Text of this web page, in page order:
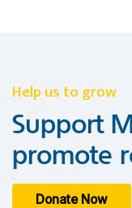
Help us to grow
Support
promote
Donate Now